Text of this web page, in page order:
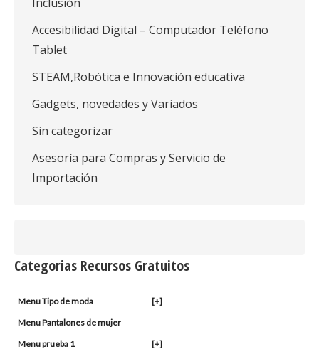
Accesibilidad Digital – Computador Teléfono
Tablet
STEAM,Robótica e Innovación educativa
Gadgets, novedades y Variados
Sin categorizar
Asesoría para Compras y Servicio de
Importación
Categorias Recursos Gratuitos
Menu Tipo de moda
[+]
Menu Pantalones de mujer
Menu prueba 1
[+]